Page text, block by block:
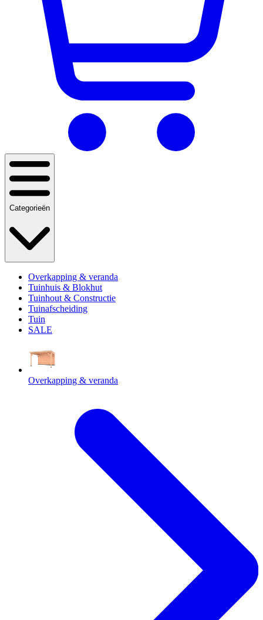
Categorieën
Overkapping & veranda
Tuinhuis & Blokhut
Tuinhout & Constructie
Tuinafscheiding
Tuin
SALE
Overkapping & veranda